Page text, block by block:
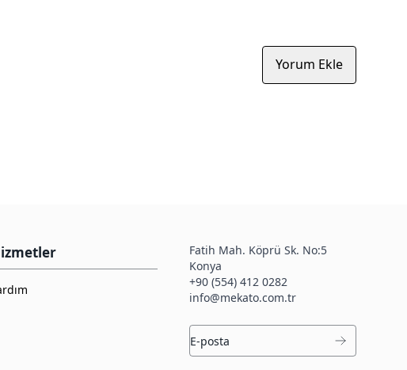
Yorum Ekle
Fatih Mah. Köprü Sk. No:5
Konya
+90 (554) 412 0282
info@mekato.com.tr